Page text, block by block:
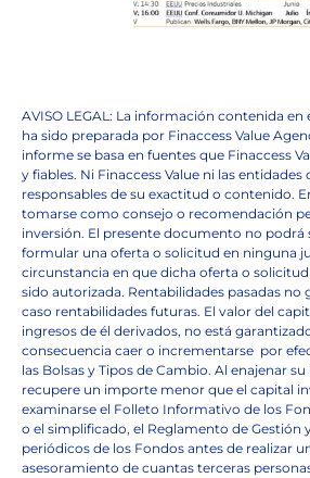
AVISO LEGAL: La información contenida
ha sido preparada por Finaccess Value
informe se basa en fuentes que Finaccess
y fiables. Ni Finaccess Value ni las entidades
responsables de su exactitud o contenido.
tomarse como consejo o recomendación
inversión. El presente documento no podrá
formular una oferta o solicitud en ninguna
circunstancia en que dicha oferta o
sido autorizada. Rentabilidades pasadas no
caso rentabilidades futuras. El valor del
ingresos de él derivados, no está
consecuencia caer o incrementarse por
las Bolsas y Tipos de Cambio. Al enajenar
recupere un importe menor que el capital
examinarse el Folleto Informativo de los
o el simplificado, el Reglamento de Gestión
periódicos de los Fondos antes de realizar
asesoramiento de cuantas terceras